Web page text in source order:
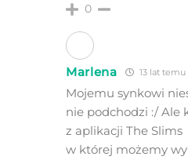
0
Marlena 13 lat temu
Mojemu synkowi
nie podchodzi :/ Ale
z aplikacji The Slims
w której możemy